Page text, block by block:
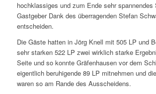
hochklassiges und zum Ende sehr spannendes
Gastgeber Dank des überragenden Stefan
entscheiden.
Die Gäste hatten in Jörg Knell mit 505 LP und
sehr starken 522 LP zwei wirklich starke
Seite und so konnte Gräfenhausen vor dem
eigentlich beruhigende 89 LP mitnehmen und
waren so am Rande des Ausscheidens.